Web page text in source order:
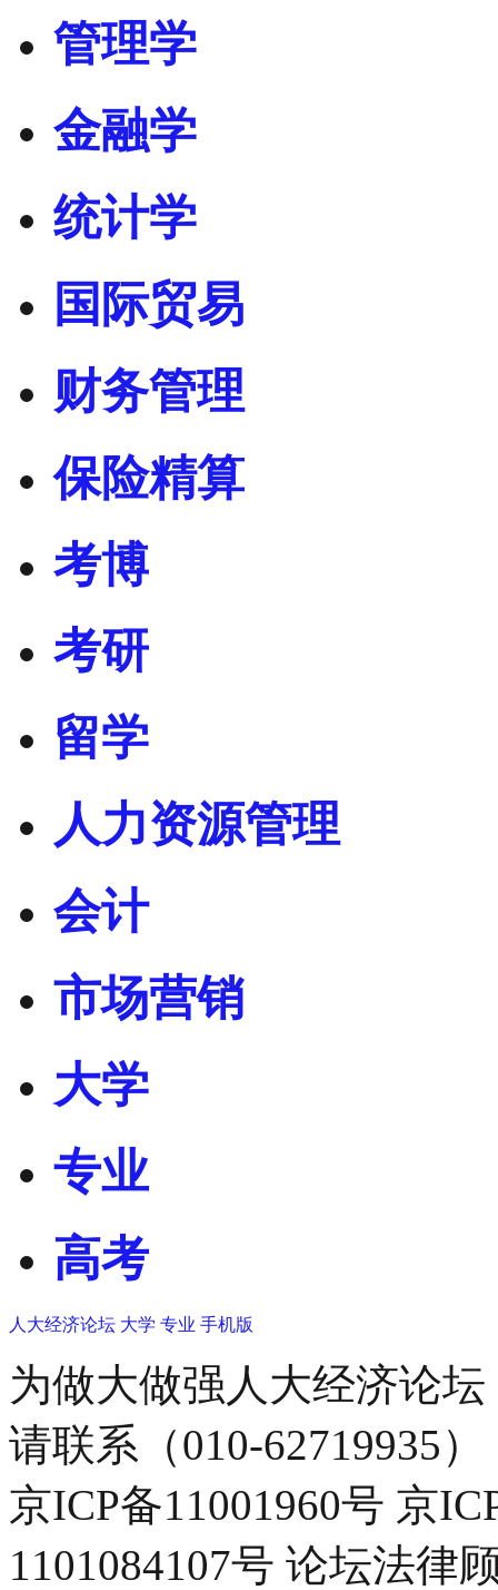
管理学
金融学
统计学
国际贸易
财务管理
保险精算
考博
考研
留学
人力资源管理
会计
市场营销
大学
专业
高考
人大经济论坛 大学 专业 手机版
为做大做强人大经济论
请联系（010-62719935）
京ICP备11001960号 京
1101084107号 论坛法律